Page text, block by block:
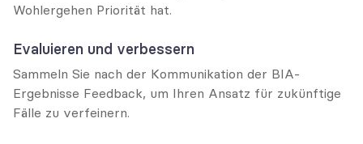
Wohlergehen Priorität hat.
Evaluieren und verbessern
Sammeln Sie nach der Kommunikation der BIA-
Ergebnisse Feedback, um Ihren Ansatz für zukünftige
Fälle zu verfeinern.